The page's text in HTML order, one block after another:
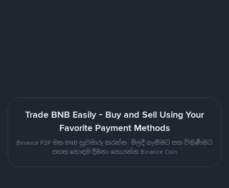
Trade BNB Easily - Buy and Sell Using Your
Favorite Payment Methods
Binance P2P මත BNB හුවමාරු කරන්න. මිලදී ගැනීමට සහ විකිණීමට
පහත හොඳම දීමනා සොයන්න Binance Coin